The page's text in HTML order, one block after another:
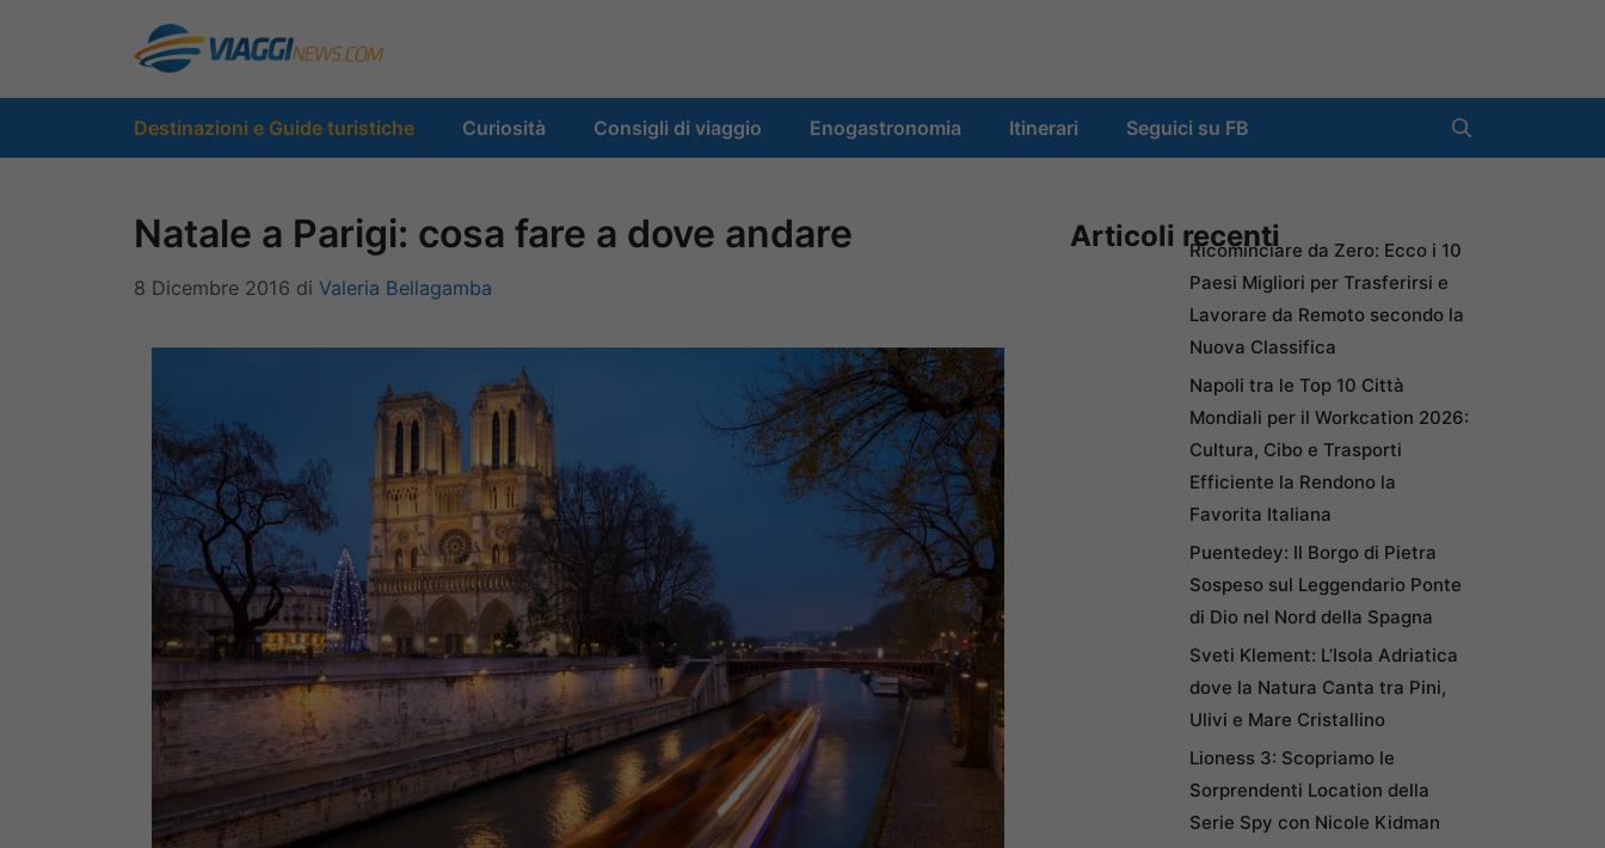
contenuto
Destinazioni e Guide turistiche Curiosità Consigli di viaggio Enogastronomia Itinerari Seguici su FB
Natale a Parigi: cosa fare a dove andare
8 Dicembre 2016 di Valeria Bellagamba
Articoli recentiRicominciare da Zero: Ecco i 10
Paesi Migliori per Trasferirsi e
Lavorare da Remoto secondo la
Nuova Classifica
Napoli tra le Top 10 Città
Mondiali per il Workcation 2026:
Cultura, Cibo e Trasporti
Efficiente la Rendono la
Favorita Italiana
Puentedey: Il Borgo di Pietra
Sospeso sul Leggendario Ponte
di Dio nel Nord della Spagna
Sveti Klement: L’Isola Adriatica
dove la Natura Canta tra Pini,
Ulivi e Mare Cristallino
Lioness 3: Scopriamo le
Sorprendenti Location della
Serie Spy con Nicole Kidman